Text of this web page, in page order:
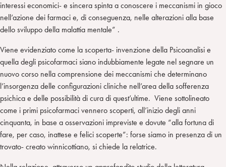
interessi economici- e sincera spinta a conoscere i meccanismi in gioco
nell’azione dei farmaci e, di conseguenza, nelle alterazioni alla base
dello sviluppo della malattia mentale” .
Viene evidenziato come la scoperta- invenzione della Psicoanalisi e
quella degli psicofarmaci siano indubbiamente legate nel segnare un
nuovo corso nella comprensione dei meccanismi che determinano
l’insorgenza delle configurazioni cliniche nell’area della sofferenza
psichica e delle possibilità di cura di quest’ultime. Viene sottolineato
come i primi psicofarmaci vennero scoperti, all’inizio degli anni
cinquanta, in base a osservazioni impreviste e dovute “alla fortuna di
fare, per caso, inattese e felici scoperte”: forse siamo in presenza di un
trovato- creato winnicottiano, si chiede la relatrice.